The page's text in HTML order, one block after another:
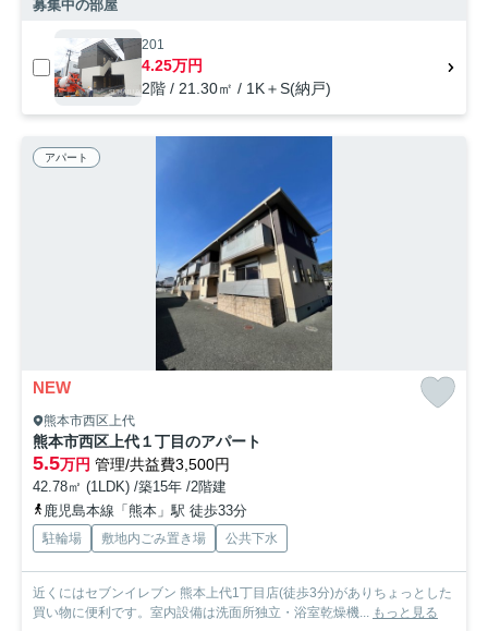
募集中の部屋
201
4.25万円
2階 / 21.30㎡ / 1K＋S(納戸)
アパート
NEW
熊本市西区上代
熊本市西区上代１丁目のアパート
5.5万円 管理/共益費3,500円
42.78㎡ (1LDK) /築15年 /2階建
鹿児島本線「熊本」駅 徒歩33分
駐輪場 敷地内ごみ置き場 公共下水
近くにはセブンイレブン 熊本上代1丁目店(徒歩3分)がありちょっとした
買い物に便利です。室内設備は洗面所独立・浴室乾燥機... もっと見る